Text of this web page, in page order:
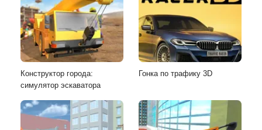
Конструктор города:
симулятор эскаватора
Гонка по трафику 3D